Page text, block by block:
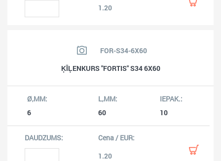
1.20
FOR-S34-6X60
ĶĪĻENKURS "FORTIS" S34 6X60
6 60 10
1.20